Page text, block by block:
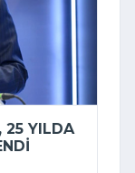
25 YILDA